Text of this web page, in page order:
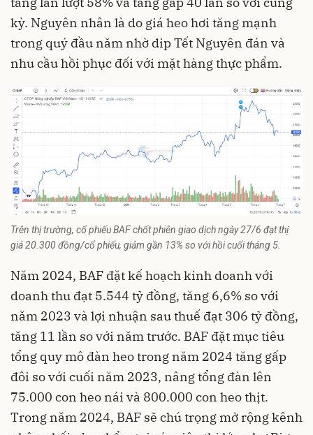
kỳ. Nguyên nhân là do giá heo hơi tăng mạnh
trong quý đầu năm nhờ dip Tết Nguyên đán và
nhu cầu hồi phục đối với mặt hàng thực phẩm.
Trên thị trường, cổ phiếu BAF chốt phiên giao dịch ngày 27/6 đạt thị
giá 20.300 đồng/cổ phiếu, giảm gần 13% so với hồi cuối tháng 5.
Năm 2024, BAF đặt kế hoạch kinh doanh với
doanh thu đạt 5.544 tỷ đồng, tăng 6,6% so với
năm 2023 và lợi nhuận sau thuế đạt 306 tỷ đồng,
tăng 11 lần so với năm trước. BAF đặt mục tiêu
tổng quy mô đàn heo trong năm 2024 tăng gấp
đôi so với cuối năm 2023, nâng tổng đàn lên
75.000 con heo nái và 800.000 con heo thịt.
Trong năm 2024, BAF sẽ chú trọng mở rộng kênh